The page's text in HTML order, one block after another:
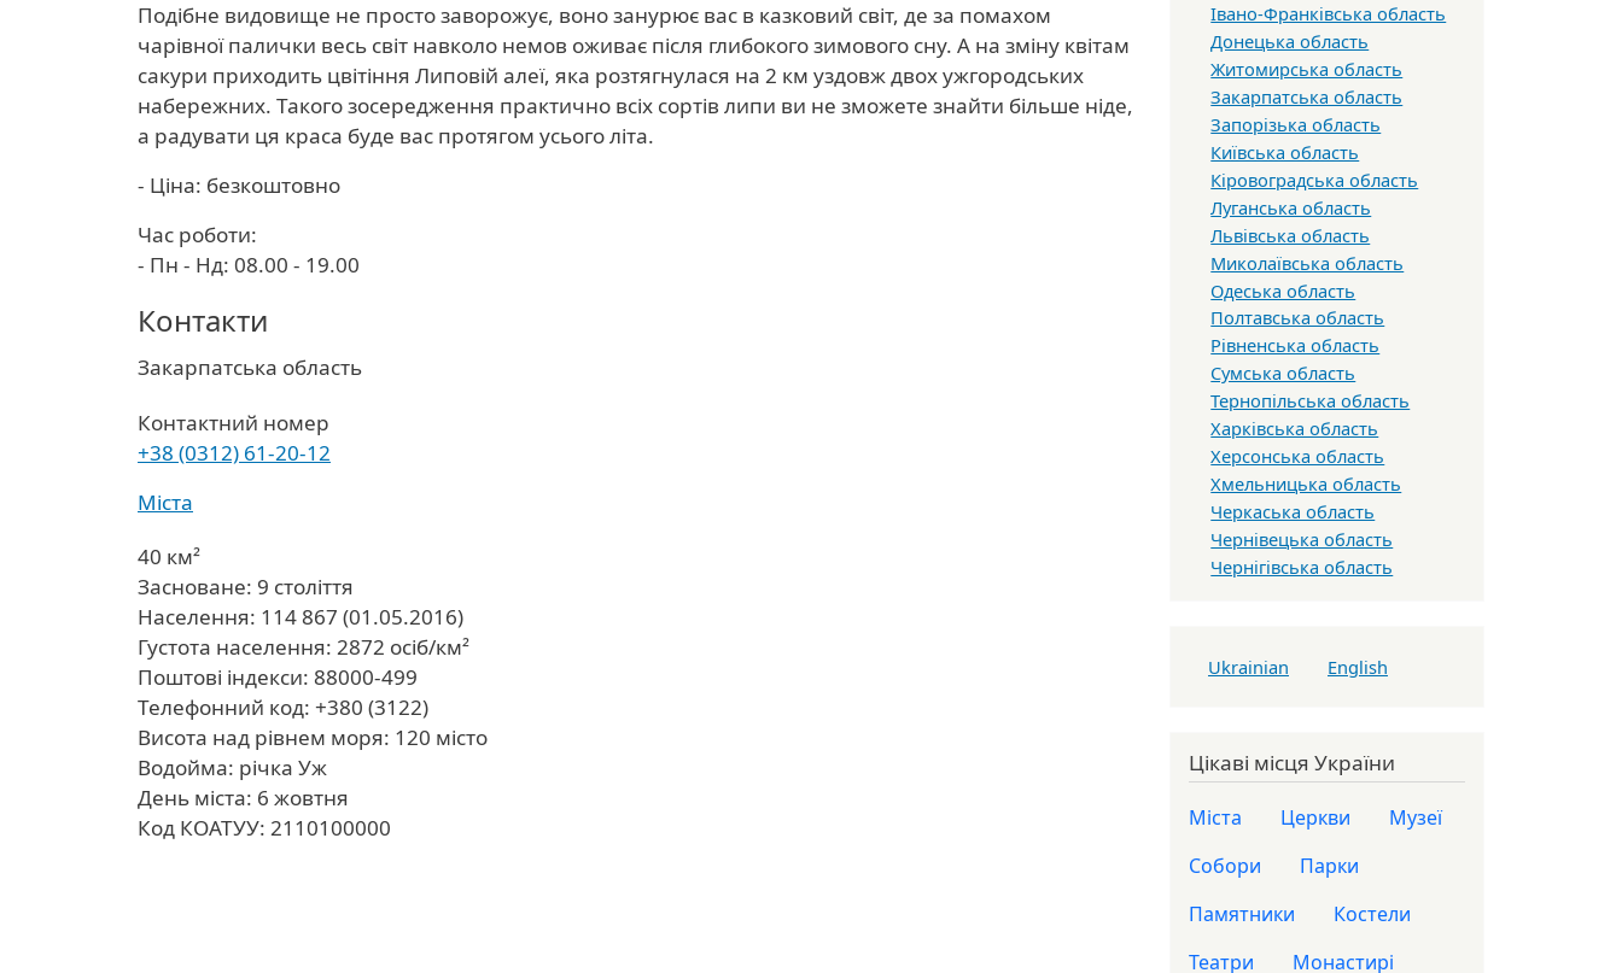
Подібне видовище не просто заворожує, воно занурює вас в казковий світ, де за помахом
чарівної палички весь світ навколо немов оживає після глибокого зимового сну. А на зміну квітам
сакури приходить цвітіння Липовій алеї, яка розтягнулася на 2 км уздовж двох ужгородських
набережних. Такого зосередження практично всіх сортів липи ви не зможете знайти більше ніде,
а радувати ця краса буде вас протягом усього літа.
- Ціна: безкоштовно
Час роботи:
- Пн - Нд: 08.00 - 19.00
Контакти
Область
Закарпатська область
Контактний номер
+38 (0312) 61-20-12
Міста
40 км²
Засноване: 9 століття
Населення: 114 867 (01.05.2016)
Густота населення: 2872 осіб/км²
Поштові індекси: 88000-499
Телефонний код: +380 (3122)
Висота над рівнем моря: 120 місто
Водойма: річка Уж
День міста: 6 жовтня
Код КОАТУУ: 2110100000
Івано-Франківська область
Донецька область
Житомирська область
Закарпатська область
Запорізька область
Київська область
Кіровоградська область
Луганська область
Львівська область
Миколаївська область
Одеська область
Полтавська область
Рівненська область
Сумська область
Тернопільська область
Харківська область
Херсонська область
Хмельницька область
Черкаська область
Чернівецька область
Чернігівська область
Ukrainian English
Цікаві місця України
Міста Церкви
Музеї
Собори
Парки
Памятники
Костели
Театри
Монастирі